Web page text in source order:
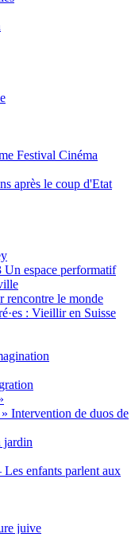
Festival Cinéma
après le coup d'Etat
espace performatif
rencontre le monde
: Vieillir en Suisse
Intervention de duos de
jardin
enfants parlent aux
juive